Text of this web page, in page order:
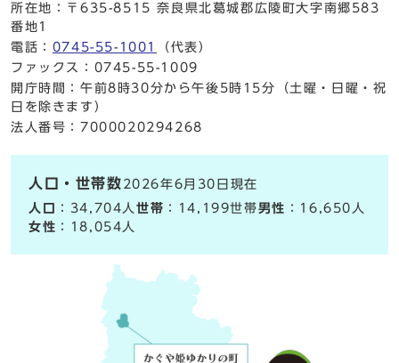
所在地：〒635-8515 奈良県北葛城郡広陵町大字南郷583
番地1
電話： 0745-55-1001
（代表）
ファックス：0745-55-1009
開庁時間：午前8時30分から午後5時15分（土曜・日曜・祝
日を除きます）
法人番号：7000020294268
人口・世帯数 2026年6月30日現在
人口
：34,704人世帯 ：14,199世帯男性 ：16,650人
女性 ：18,054人